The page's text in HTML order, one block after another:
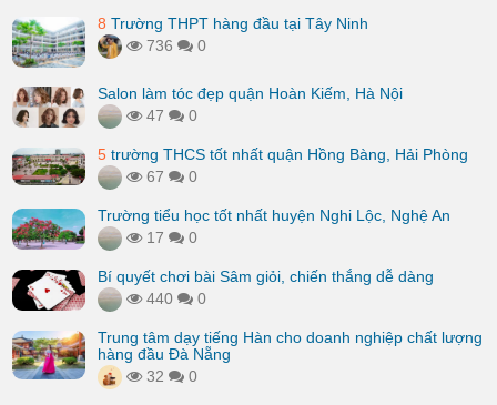
8 Trường THPT hàng đầu tại Tây Ninh
736
0
Salon làm tóc đẹp quận Hoàn Kiếm, Hà Nội
47
0
5 trường THCS tốt nhất quận Hồng Bàng, Hải Phòng
67
0
Trường tiểu học tốt nhất huyện Nghi Lộc, Nghệ An
17
0
Bí quyết chơi bài Sâm giỏi, chiến thắng dễ dàng
440
0
Trung tâm dạy tiếng Hàn cho doanh nghiệp chất lượng
hàng đầu Đà Nẵng
32
0